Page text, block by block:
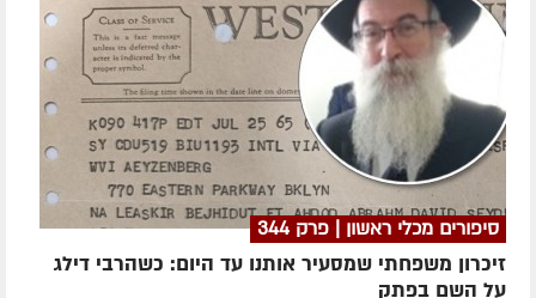
סיפורים מכלי ראשון | פרק 344
זיכרון משפחתי שמסעיר אותנו עד היום: כשהרבי דילג
על השם בפתק